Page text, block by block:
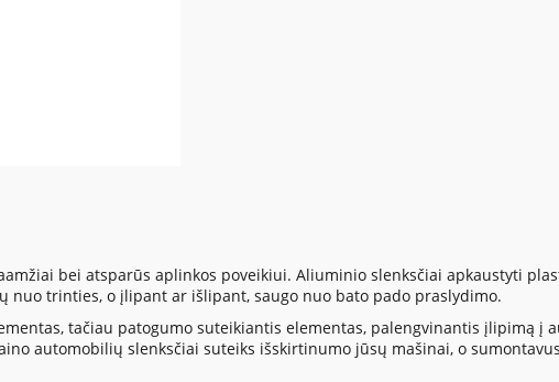
bei atsparūs aplinkos poveikiui. Aliuminio slenksčiai apkaustyti
trinties, o įlipant ar išlipant, saugo nuo bato pado praslydimo.
tačiau patogumo suteikiantis elementas, palengvinantis įlipimą į
automobilių slenksčiai suteiks išskirtinumo jūsų mašinai, o